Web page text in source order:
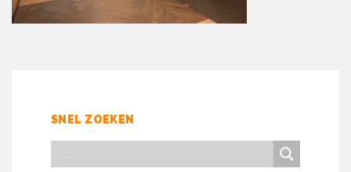
SNEL ZOEKEN